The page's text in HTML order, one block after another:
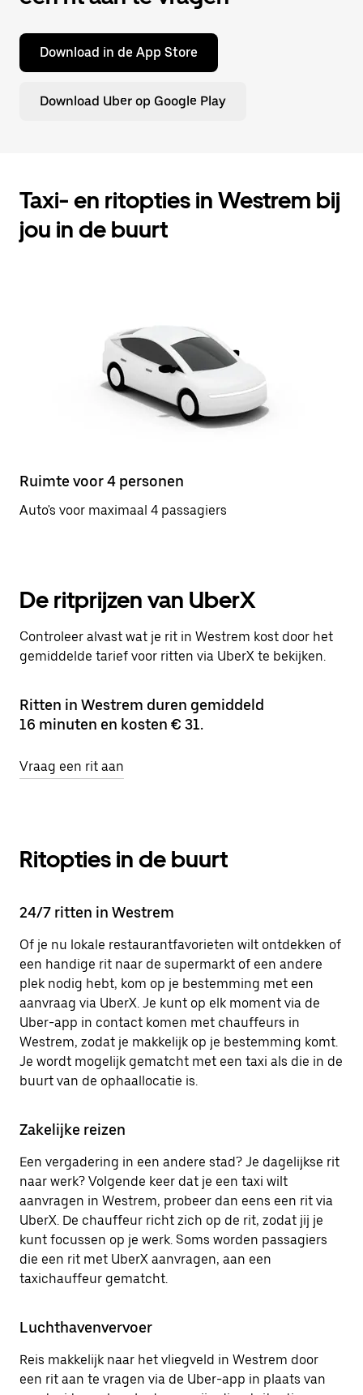
Download in de App Store
Download Uber op Google Play
Taxi- en ritopties in Westrem bij
jou in de buurt
Ruimte voor 4 personen
Auto's voor maximaal 4 passagiers
De ritprijzen van UberX
Controleer alvast wat je rit in Westrem kost door het
gemiddelde tarief voor ritten via UberX te bekijken.
Ritten in Westrem duren gemiddeld
16 minuten en kosten € 31.
Vraag een rit aan
Ritopties in de buurt
24/7 ritten in Westrem
Of je nu lokale restaurantfavorieten wilt ontdekken of
een handige rit naar de supermarkt of een andere
plek nodig hebt, kom op je bestemming met een
aanvraag via UberX. Je kunt op elk moment via de
Uber-app in contact komen met chauffeurs in
Westrem, zodat je makkelijk op je bestemming komt.
Je wordt mogelijk gematcht met een taxi als die in de
buurt van de ophaallocatie is.
Zakelijke reizen
Een vergadering in een andere stad? Je dagelijkse rit
naar werk? Volgende keer dat je een taxi wilt
aanvragen in Westrem, probeer dan eens een rit via
UberX. De chauffeur richt zich op de rit, zodat jij je
kunt focussen op je werk. Soms worden passagiers
die een rit met UberX aanvragen, aan een
taxichauffeur gematcht.
Luchthavenvervoer
Reis makkelijk naar het vliegveld in Westrem door
een rit aan te vragen via de Uber-app in plaats van